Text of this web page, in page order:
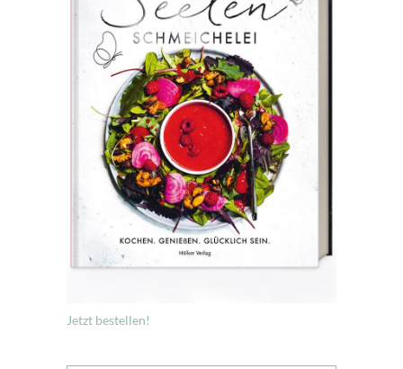
Jetzt bestellen!